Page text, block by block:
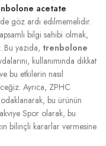
acetate
de göz ardı edilmemelidir.
bilgi sahibi olmak,
yazıda, trenbolone
kullanımında dikkat
bu etkilerin nasıl
Ayrıca, ZPHC
bu ürünün
Spor olarak, bu
bilinçli kararlar vermesine